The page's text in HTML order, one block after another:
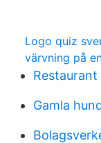
Logo quiz
värvning på
Restaurant
Gamla